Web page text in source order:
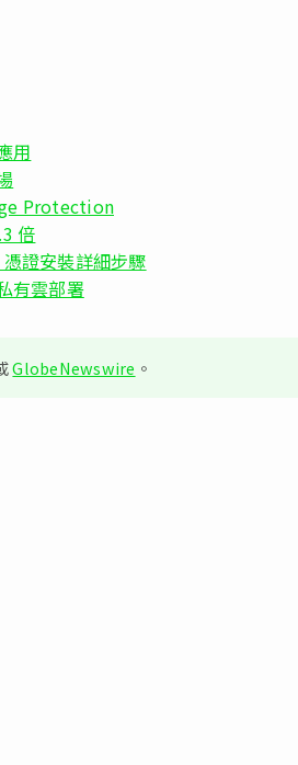
用
Protection
倍
證安裝詳細步驟
有雲部署
GlobeNewswire 。